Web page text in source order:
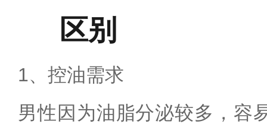
区别
1、控油需求
男性因为油脂分泌较多，容